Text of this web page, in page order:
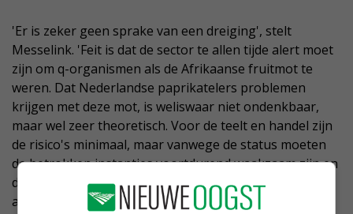
'Er is zeker geen sprake van een dreiging', stelt
Messelink. 'Feit is dat de sector te allen tijde alert moet
zijn om q-organismen als de Afrikaanse fruitmot te
weren. Dat Nederlandse paprikatelers problemen
krijgen met deze mot, is weliswaar niet ondenkbaar,
maar wel zeer theoretisch. Voor de teelt en handel zijn
de risico's minimaal, maar vanwege de status moeten
de betrokken instanties voortdurend waakzaam zijn en
de controles verscherpen als de actualiteit daar
aanleiding toe geeft.'